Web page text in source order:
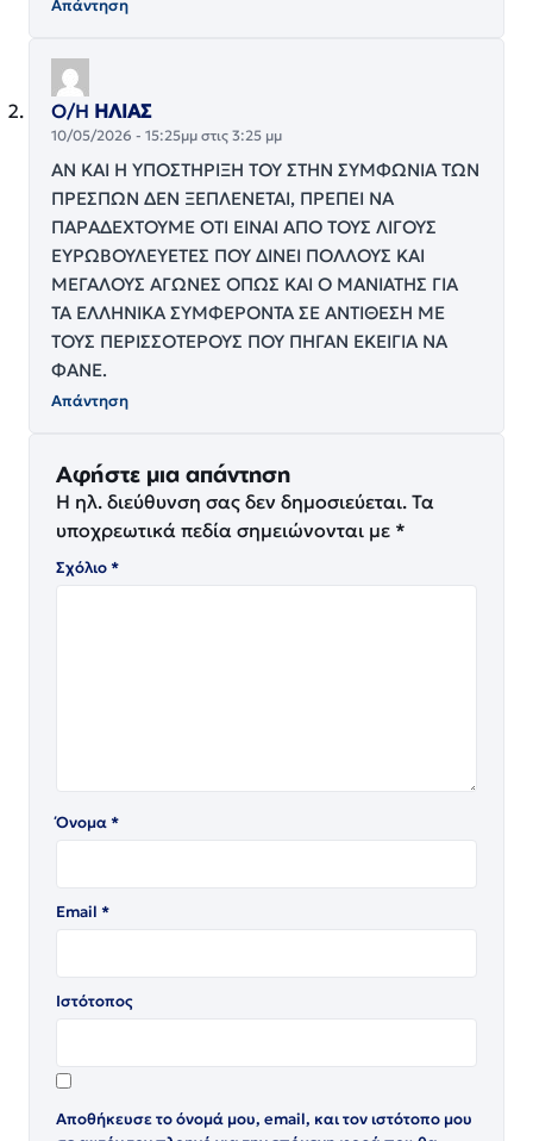
Απάντηση
Ο/Η ΗΛΙΑΣ
10/05/2026 - 15:25μμ στις 3:25 μμ
ΑΝ ΚΑΙ Η ΥΠΟΣΤΗΡΙΞΗ ΤΟΥ ΣΤΗΝ ΣΥΜΦΩΝΙΑ ΤΩΝ
ΠΡΕΣΠΩΝ ΔΕΝ ΞΕΠΛΕΝΕΤΑΙ, ΠΡΕΠΕΙ ΝΑ
ΠΑΡΑΔΕΧΤΟΥΜΕ ΟΤΙ ΕΙΝΑΙ ΑΠΟ ΤΟΥΣ ΛΙΓΟΥΣ
ΕΥΡΩΒΟΥΛΕΥΕΤΕΣ ΠΟΥ ΔΙΝΕΙ ΠΟΛΛΟΥΣ ΚΑΙ
ΜΕΓΑΛΟΥΣ ΑΓΩΝΕΣ ΟΠΩΣ ΚΑΙ Ο ΜΑΝΙΑΤΗΣ ΓΙΑ
ΤΑ ΕΛΛΗΝΙΚΑ ΣΥΜΦΕΡΟΝΤΑ ΣΕ ΑΝΤΙΘΕΣΗ ΜΕ
ΤΟΥΣ ΠΕΡΙΣΣΟΤΕΡΟΥΣ ΠΟΥ ΠΗΓΑΝ ΕΚΕΙΓΙΑ ΝΑ
ΦΑΝΕ.
Απάντηση
Αφήστε μια απάντηση
Η ηλ. διεύθυνση σας δεν δημοσιεύεται. Τα
υποχρεωτικά πεδία σημειώνονται με *
Σχόλιο*
Όνομα*
Email *
Ιστότοπος
Αποθήκευσε το όνομά μου, email, και τον ιστότοπο μου